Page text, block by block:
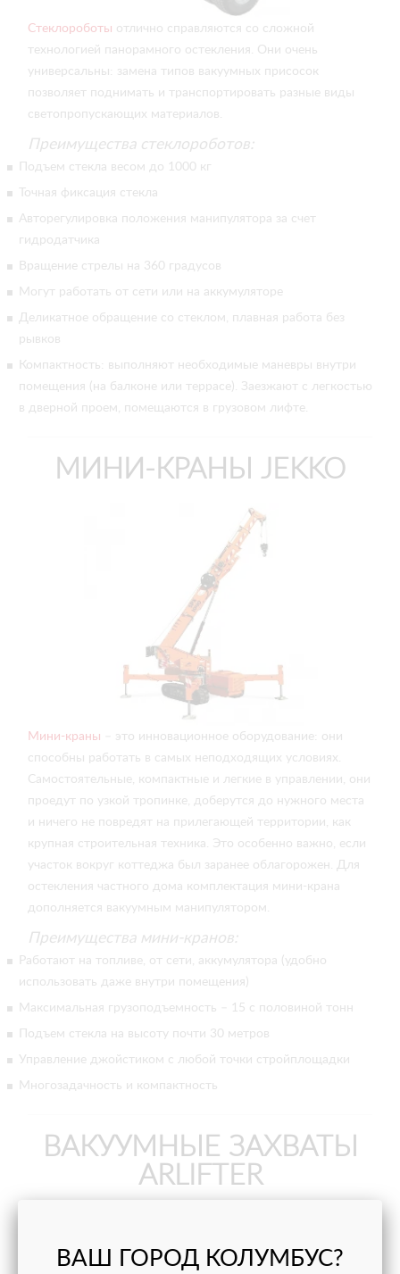
Стеклороботы отлично справляются со сложной
технологией панорамного остекления. Они очень
универсальны: замена типов вакуумных присосок
позволяет поднимать и транспортировать разные виды
светопропускающих материалов.
Преимущества стеклороботов:
Подъем стекла весом до 1000 кг
Точная фиксация стекла
Авторегулировка положения манипулятора за счет
гидродатчика
Вращение стрелы на 360 градусов
Могут работать от сети или на аккумуляторе
Деликатное обращение со стеклом, плавная работа без
рывков
Компактность: выполняют необходимые маневры внутри
помещения (на балконе или террасе). Заезжают с легкостью
в дверной проем, помещаются в грузовом лифте.
МИНИ-КРАНЫ JEKKO
Мини-краны – это инновационное оборудование: они
способны работать в самых неподходящих условиях.
Самостоятельные, компактные и легкие в управлении, они
проедут по узкой тропинке, доберутся до нужного места
и ничего не повредят на прилегающей территории, как
крупная строительная техника. Это особенно важно, если
участок вокруг коттеджа был заранее облагорожен. Для
остекления частного дома комплектация мини-крана
дополняется вакуумным манипулятором.
Преимущества мини-кранов:
Работают на топливе, от сети, аккумулятора (удобно
использовать даже внутри помещения)
Максимальная грузоподъемность – 15 с половиной тонн
Подъем стекла на высоту почти 30 метров
Управление джойстиком с любой точки стройплощадки
Многозадачность и компактность
ВАКУУМНЫЕ ЗАХВАТЫ
ARLIFTER
ВАШ ГОРОД КОЛУМБУС?